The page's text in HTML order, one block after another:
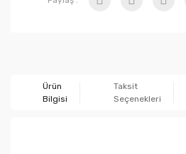
Ürün
Bilgisi
Taksit
Seçenekleri